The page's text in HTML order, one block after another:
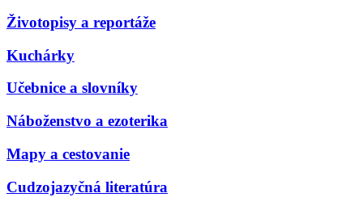
Životopisy a reportáže
Kuchárky
Učebnice a slovníky
Náboženstvo a ezoterika
Mapy a cestovanie
Cudzojazyčná literatúra